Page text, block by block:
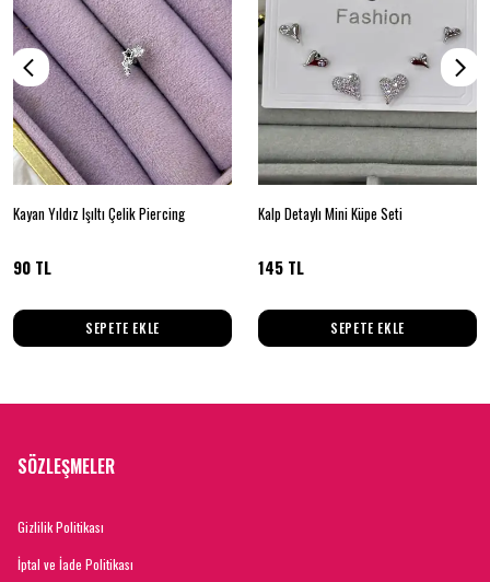
Kayan Yıldız Işıltı Çelik Piercing
90 TL
SEPETE EKLE
Kalp Detaylı Mini Küpe Seti
145 TL
SEPETE EKLE
SÖZLEŞMELER
Gizlilik Politikası
İptal ve İade Politikası